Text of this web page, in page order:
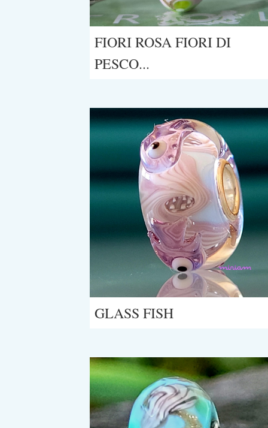
FIORI ROSA FIORI DI
PESCO...
GLASS FISH